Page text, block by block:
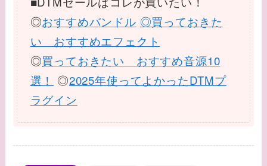
◎おすすめバンドル ◎買っておきた
い おすすめエフェクト
◎買っておきたい おすすめ音源10
選！ ◎2025年使ってよかったDTMプ
ラグイン